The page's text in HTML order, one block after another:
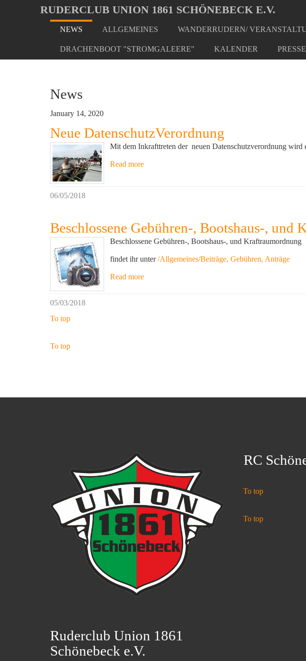
Oops, an error occurred! Code: 20260807131511097bc8c7
main
RUDERCLUB UNION 1861 SCHÖNEBECK E.V.
NEWS ALLGEMEINES WANDERRUDERN/
DRACHENBOOT "STROMGALEERE" KALENDER PRESSE
News
January 14, 2020
Neue DatenschutzVerordnung
Mit dem Inkrafttreten der neuen Datenschutzverordnung wird
Read more
06/05/2018
Beschlossene Gebühren-, Bootshaus-, und
Beschlossene Gebühren-, Bootshaus-, und Kraftraumordnung
findet ihr unter/Allgemeines/Beiträge, Gebühren, Anträge
Read more
05/03/2018
To top
To top
Ruderclub Union 1861
Schönebeck e.V.
RC
To top
To top